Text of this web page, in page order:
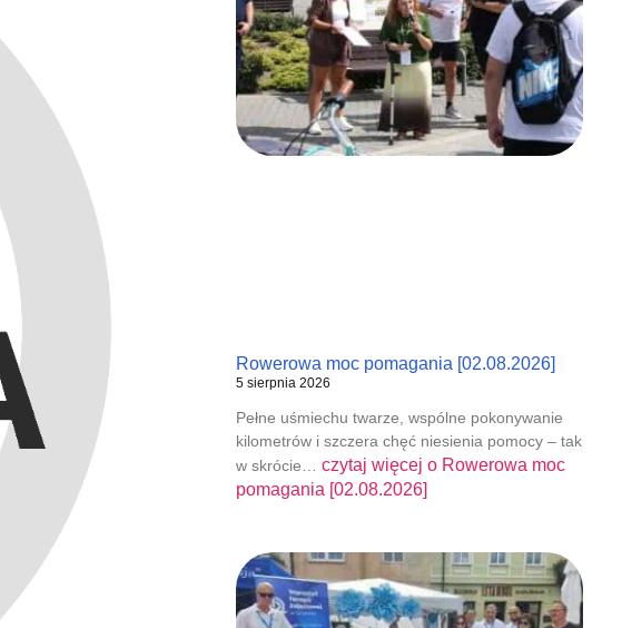
Rowerowa moc pomagania [02.08.2026]
5 sierpnia 2026
Pełne uśmiechu twarze, wspólne pokonywanie
kilometrów i szczera chęć niesienia pomocy – tak
w skrócie… czytaj więcej oRowerowa moc
pomagania [02.08.2026]